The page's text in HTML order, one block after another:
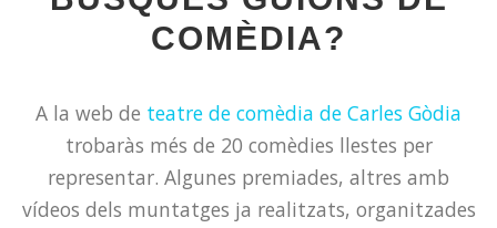
COMÈDIA?
A la web de teatre de comèdia de Carles Gòdia
trobaràs més de 20 comèdies llestes per
representar. Algunes premiades, altres amb
vídeos dels muntatges ja realitzats, organitzades